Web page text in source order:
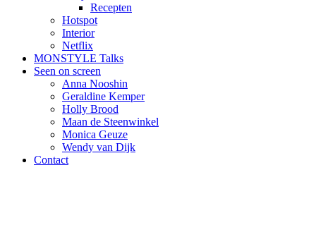
Recepten
Hotspot
Interior
Netflix
MONSTYLE Talks
Seen on screen
Anna Nooshin
Geraldine Kemper
Holly Brood
Maan de Steenwinkel
Monica Geuze
Wendy van Dijk
Contact